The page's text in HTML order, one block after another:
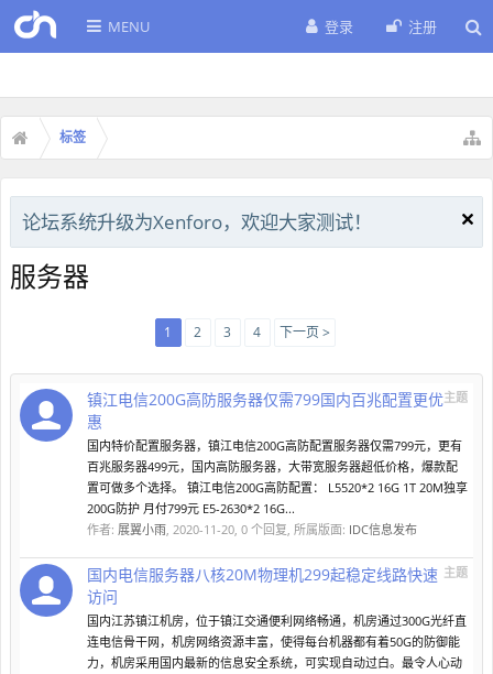
MENU 登录 注册
标签
论坛系统升级为Xenforo，欢迎大家测试！
服务器
1 2 3 4 下一页 >
主题
镇江电信200G高防服务器仅需799国内百兆配置更优
惠
国内特价配置服务器，镇江电信200G高防配置服务器仅需799元，更有
百兆服务器499元，国内高防服务器，大带宽服务器超低价格，爆款配
置可做多个选择。 镇江电信200G高防配置： L5520*2 16G 1T 20M独享
200G防护 月付799元 E5-2630*2 16G...
作者: 展翼小雨, 2020-11-20, 0 个回复, 所属版面: IDC信息发布
主题
国内电信服务器八核20M物理机299起稳定线路快速
访问
国内江苏镇江机房，位于镇江交通便利网络畅通，机房通过300G光纤直
连电信骨干网，机房网络资源丰富，使得每台机器都有着50G的防御能
力，机房采用国内最新的信息安全系统，可实现自动过白。最令人心动